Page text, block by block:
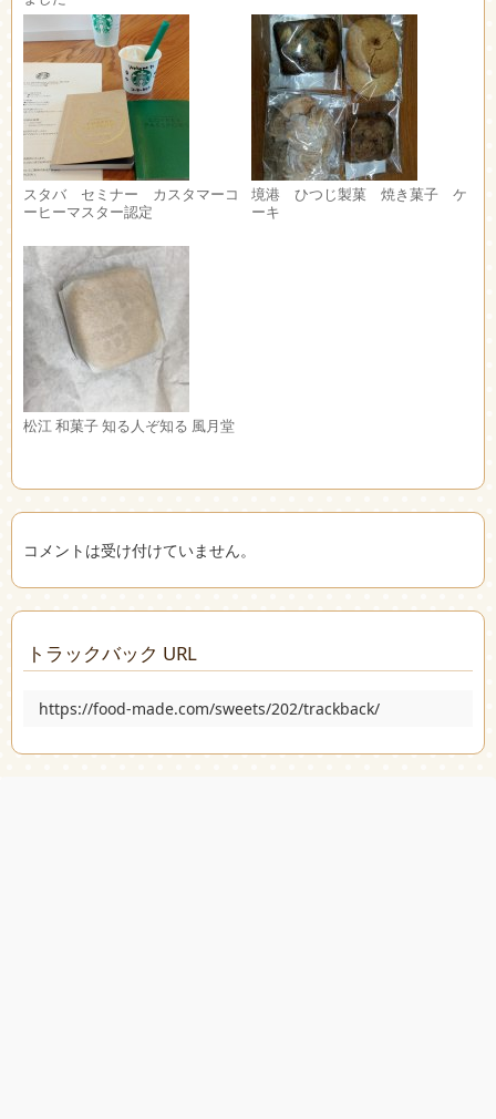
スタバ セミナー カスタマーコ
ーヒーマスター認定
境港 ひつじ製菓 焼き菓子 ケ
ーキ
松江 和菓子 知る人ぞ知る 風月堂
コメントは受け付けていません。
トラックバック URL
https://food-made.com/sweets/202/trackback/